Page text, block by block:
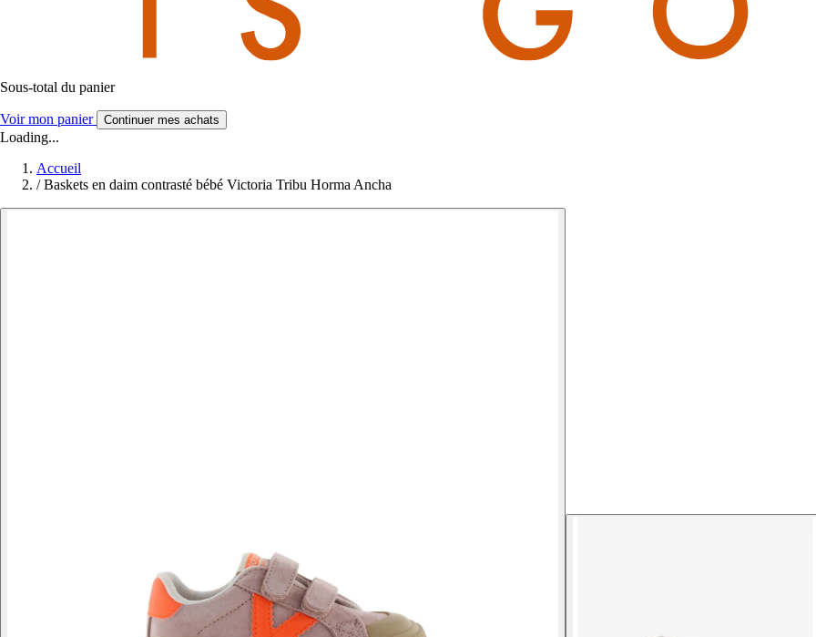
Sous-total du panier
Voir mon panier Continuer mes achats
Loading...
Accueil
/ Baskets en daim contrasté bébé Victoria Tribu Horma Ancha